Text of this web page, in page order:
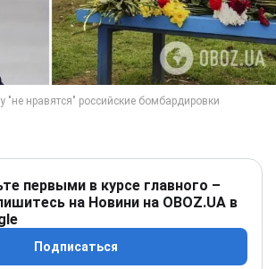
первыми в курсе главного –
на Новини на OBOZ.UA в
Подписаться